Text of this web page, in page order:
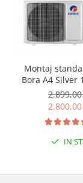
Montaj
Bora A4 Silver
GWH12AAB-
A++ Wifi -
IN